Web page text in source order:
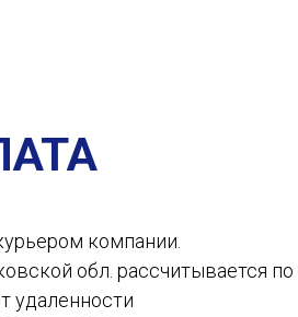
компании.
обл. рассчитывается
удаленности